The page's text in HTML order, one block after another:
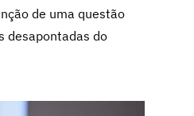
de uma questão
desapontadas do